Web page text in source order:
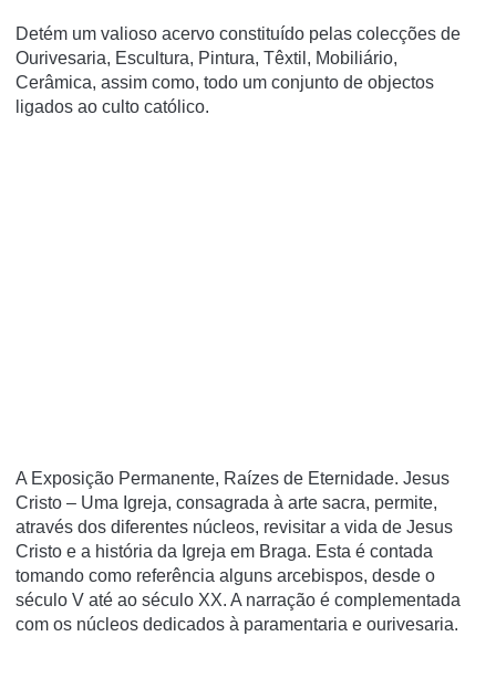
Detém um valioso acervo constituído pelas colecções de
Ourivesaria, Escultura, Pintura, Têxtil, Mobiliário,
Cerâmica, assim como, todo um conjunto de objectos
ligados ao culto católico.
A Exposição Permanente, Raízes de Eternidade. Jesus
Cristo – Uma Igreja, consagrada à arte sacra, permite,
através dos diferentes núcleos, revisitar a vida de Jesus
Cristo e a história da Igreja em Braga. Esta é contada
tomando como referência alguns arcebispos, desde o
século V até ao século XX. A narração é complementada
com os núcleos dedicados à paramentaria e ourivesaria.